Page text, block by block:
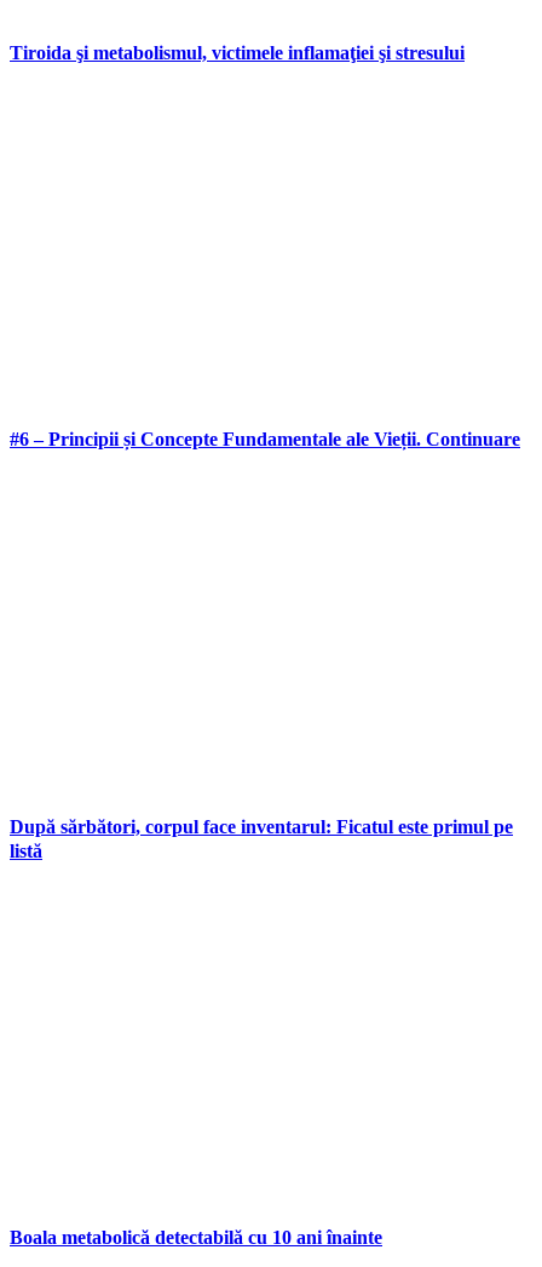
Tiroida şi metabolismul, victimele inflamaţiei şi stresului
#6 – Principii și Concepte Fundamentale ale Vieții. Continuare
După sărbători, corpul face inventarul: Ficatul este primul pe
listă
Boala metabolică detectabilă cu 10 ani înainte